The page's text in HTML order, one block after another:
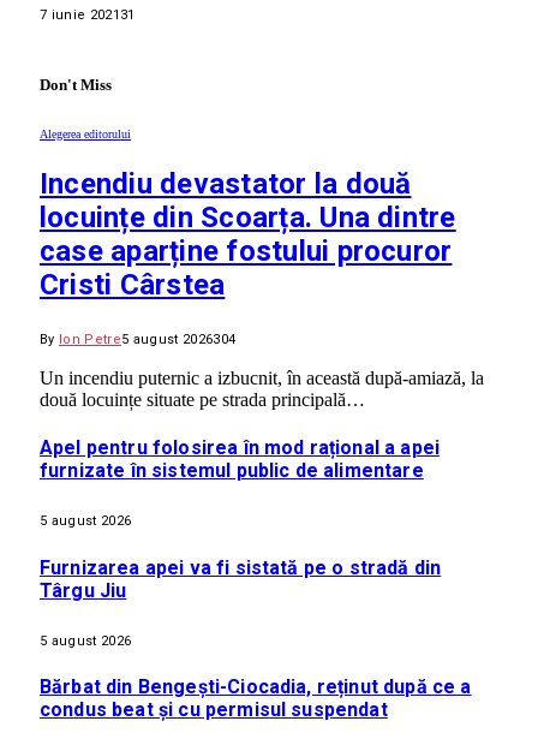
7 iunie 2021 31
Don't Miss
Alegerea editorului
Incendiu devastator la două
locuințe din Scoarța. Una dintre
case aparține fostului procuror
Cristi Cârstea
By Ion Petre5 august 2026304
Un incendiu puternic a izbucnit, în această după-amiază, la
două locuințe situate pe strada principală…
Apel pentru folosirea în mod rațional a apei
furnizate în sistemul public de alimentare
5 august 2026
Furnizarea apei va fi sistată pe o stradă din
Târgu Jiu
5 august 2026
Bărbat din Bengești-Ciocadia, reținut după ce a
condus beat și cu permisul suspendat